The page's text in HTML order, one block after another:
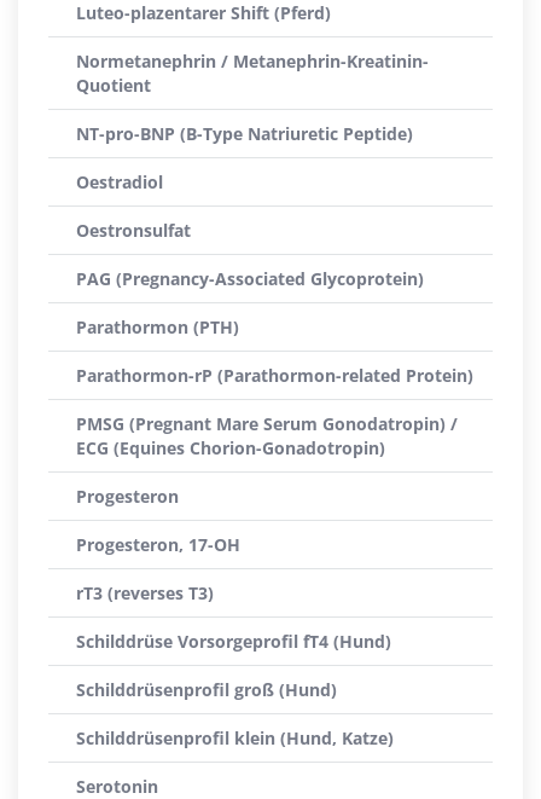
Luteo-plazentarer Shift (Pferd)
Normetanephrin / Metanephrin-Kreatinin-
Quotient
NT-pro-BNP (B-Type Natriuretic Peptide)
Oestradiol
Oestronsulfat
PAG (Pregnancy-Associated Glycoprotein)
Parathormon (PTH)
Parathormon-rP (Parathormon-related Protein)
PMSG (Pregnant Mare Serum Gonodatropin) /
ECG (Equines Chorion-Gonadotropin)
Progesteron
Progesteron, 17-OH
rT3 (reverses T3)
Schilddrüse Vorsorgeprofil fT4 (Hund)
Schilddrüsenprofil groß (Hund)
Schilddrüsenprofil klein (Hund, Katze)
Serotonin